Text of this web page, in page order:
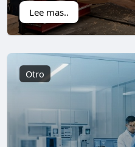
Lee mas..
Otro